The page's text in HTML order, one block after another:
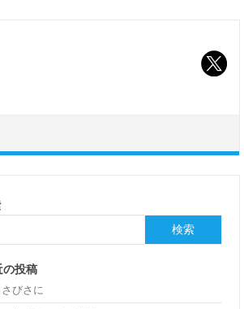
検索
の投稿
びさに